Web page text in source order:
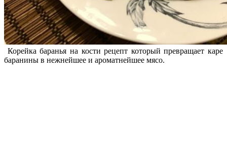
Корейка баранья на кости рецепт который превращает каре
баранины в нежнейшее и ароматнейшее мясо.